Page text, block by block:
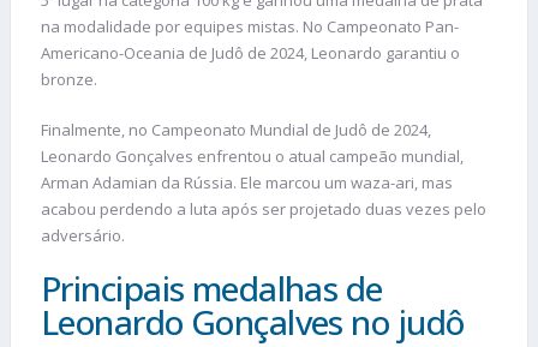
na modalidade por equipes mistas. No Campeonato Pan-
Americano-Oceania de Judô de 2024, Leonardo garantiu o
bronze.
Finalmente, no Campeonato Mundial de Judô de 2024,
Leonardo Gonçalves enfrentou o atual campeão mundial,
Arman Adamian da Rússia. Ele marcou um waza-ari, mas
acabou perdendo a luta após ser projetado duas vezes pelo
adversário.
Principais medalhas de
Leonardo Gonçalves no judô